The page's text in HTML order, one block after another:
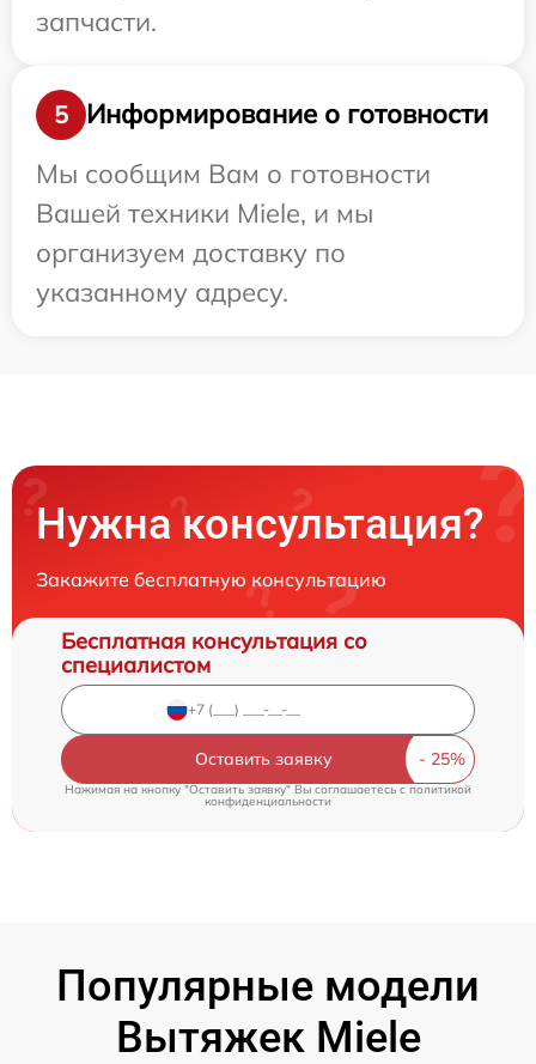
запчасти.
5
Информирование о готовности
Мы сообщим Вам о готовности
Вашей техники Miele, и мы
организуем доставку по
указанному адресу.
Нужна консультация?
Закажите бесплатную консультацию
Бесплатная консультация со
специалистом
Оставить заявку
Нажимая на кнопку "Оставить заявку" Вы соглашаетесь cполитикой
конфиденциальности
Популярные модели
Вытяжек Miele